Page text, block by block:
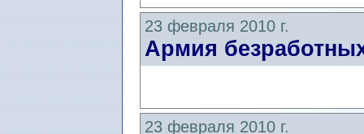
23 февраля 2010 г.
Армия
23 февраля 2010 г.